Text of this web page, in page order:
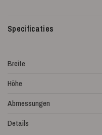
Specificaties
Breite
Höhe
Abmessungen
Details